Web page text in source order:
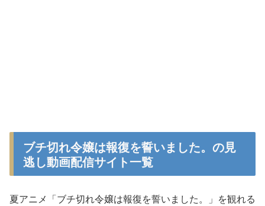
ブチ切れ令嬢は報復を誓いました。の見
逃し動画配信サイト一覧
夏アニメ「ブチ切れ令嬢は報復を誓いました。」を観れる